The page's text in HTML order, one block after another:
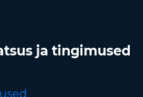
ja tingimused